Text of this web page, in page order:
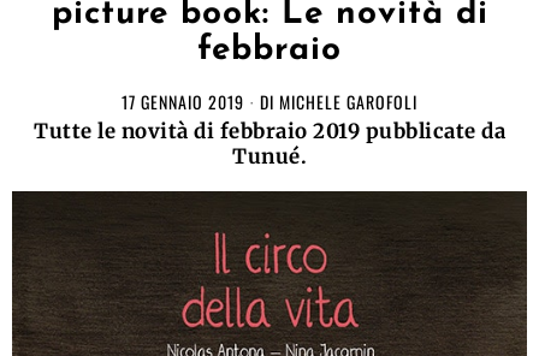
picture book: Le novità di
febbraio
17 GENNAIO 2019 DI MICHELE GAROFOLI
Tutte le novità di febbraio 2019 pubblicate da
Tunué.